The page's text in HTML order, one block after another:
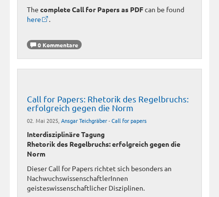
The complete Call for Papers as PDFcan be found
here
.
0 Kommentare
Call for Papers: Rhetorik des Regelbruchs:
erfolgreich gegen die Norm
02. Mai 2025, Ansgar Teichgräber-Call for papers
Interdisziplinäre Tagung
Rhetorik des Regelbruchs: erfolgreich gegen die
Norm
Dieser Call for Papers richtet sich besonders an
NachwuchswissenschaftlerInnen
geisteswissenschaftlicher Disziplinen.